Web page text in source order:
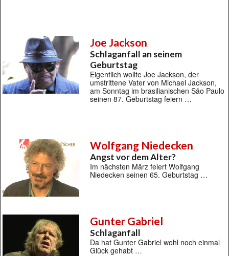
Joe Jackson
Schlaganfall an seinem
Geburtstag
Eigentlich wollte Joe Jackson, der
umstrittene Vater von Michael Jackson,
am Sonntag im brasilianischen São Paulo
seinen 87. Geburtstag feiern …
Wolfgang Niedecken
Angst vor dem Alter?
Im nächsten März feiert Wolfgang
Niedecken seinen 65. Geburtstag …
Gunter Gabriel
Schlaganfall
Da hat Gunter Gabriel wohl noch einmal
Glück gehabt …